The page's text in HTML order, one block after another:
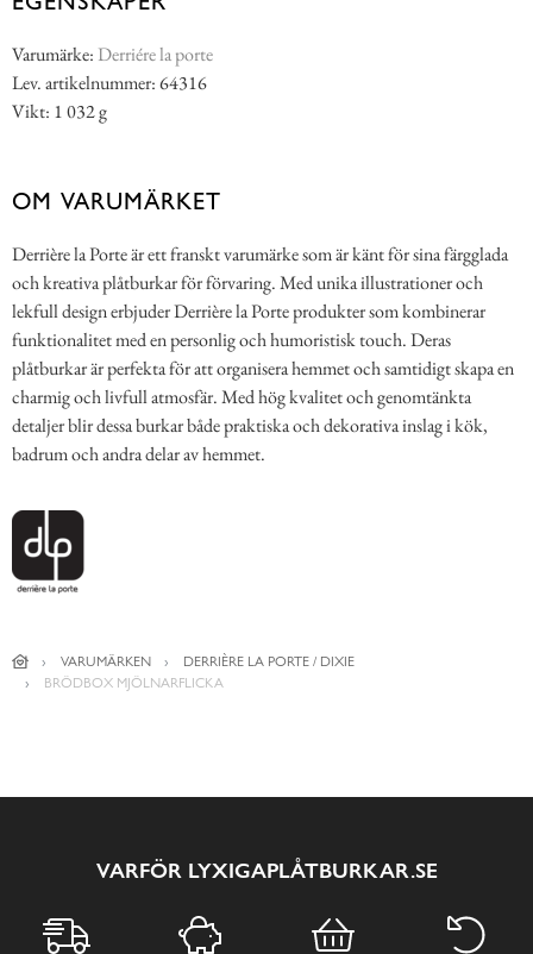
Varumärke: Derriére la porte
Lev. artikelnummer: 64316
Vikt: 1 032 g
OM VARUMÄRKET
Derrière la Porte är ett franskt varumärke som är känt för sina färgglada
och kreativa plåtburkar för förvaring. Med unika illustrationer och
lekfull design erbjuder Derrière la Porte produkter som kombinerar
funktionalitet med en personlig och humoristisk touch. Deras
plåtburkar är perfekta för att organisera hemmet och samtidigt skapa en
charmig och livfull atmosfär. Med hög kvalitet och genomtänkta
detaljer blir dessa burkar både praktiska och dekorativa inslag i kök,
badrum och andra delar av hemmet.
VARUMÄRKEN
DERRIÈRE LA PORTE / DIXIE
BRÖDBOX MJÖLNARFLICKA
VARFÖR LYXIGAPLÅTBURKAR.SE